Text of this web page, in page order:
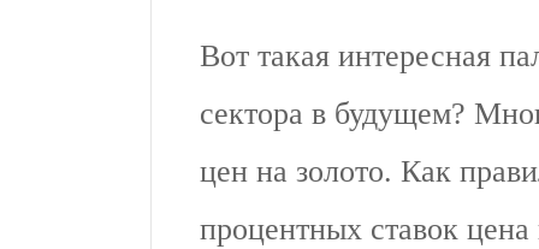
Вот такая интересная
сектора в будущем?
цен на золото. Как
процентных ставок